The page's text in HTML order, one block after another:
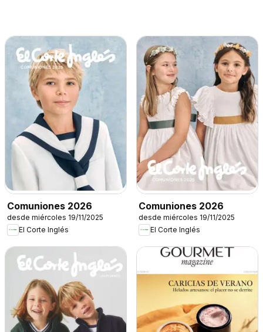
Comuniones 2026
desde miércoles 19/11/2025
El Corte Inglés
Comuniones 2026
desde miércoles 19/11/2025
El Corte Inglés